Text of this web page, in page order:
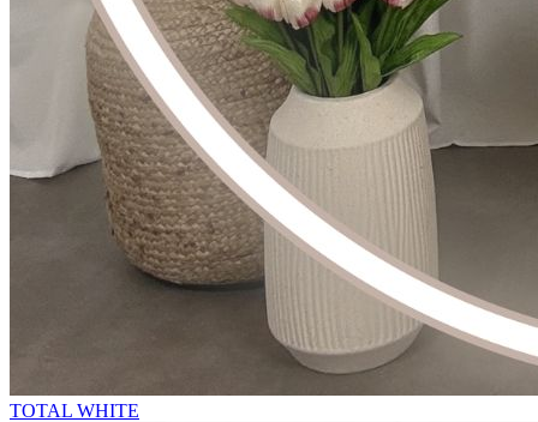
TOTAL WHITE